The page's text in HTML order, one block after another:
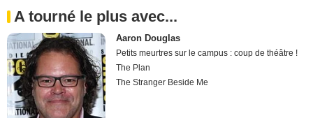
A tourné le plus avec...
Aaron Douglas
Petits meurtres sur le campus : coup de théâtre !
The Plan
The Stranger Beside Me